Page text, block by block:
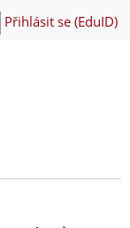
Přihlásit se (EduID)